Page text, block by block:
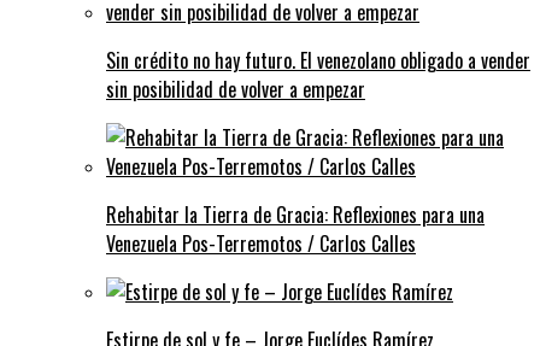
Sin crédito no hay futuro. El venezolano obligado a vender
sin posibilidad de volver a empezar
Rehabitar la Tierra de Gracia: Reflexiones para una
Venezuela Pos-Terremotos / Carlos Calles
Estirpe de sol y fe – Jorge Euclídes Ramírez